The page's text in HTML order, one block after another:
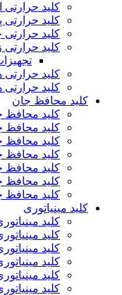
کلید
کلید حرارتی
کلید
کلید
کلید حرارتی
کلید حرارتی
کلید محافظ جان
کلید محافظ
کلید
کلید محافظ
کلید محافظ
کلید محافظ
کلید محافظ
کلید محافظ
کلید مینیاتوری
کلید
کلید
کلید
کلید
کلید
کلید